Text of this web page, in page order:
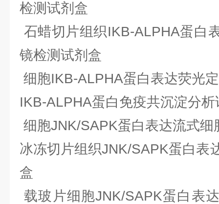
检测试剂盒
石蜡切片组织IKB-ALPHA蛋白
镜检测试剂盒
细胞IKB-ALPHA蛋白表达荧光
IKB-ALPHA蛋白免疫共沉淀分析
细胞JNK/SAPK蛋白表达流式细
冰冻切片组织JNK/SAPK蛋白表
盒
载玻片细胞JNK/SAPK蛋白表